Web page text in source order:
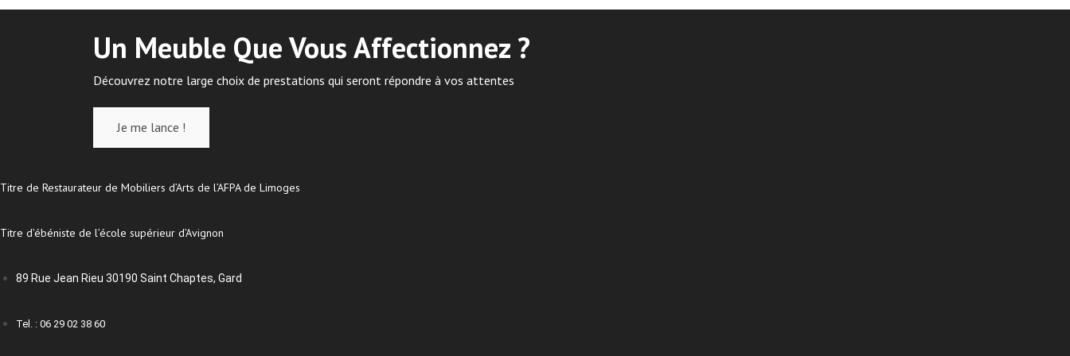
Un Meuble Que Vous Affectionnez ?
Découvrez notre large choix de prestations qui seront répondre à vos attentes
Je me lance !
Titre de Restaurateur de Mobiliers d’Arts de l’AFPA de Limoges
Titre d’ébéniste de l’école supérieur d’Avignon
89 Rue Jean Rieu 30190 Saint Chaptes, Gard
Tel. : 06 29 02 38 60